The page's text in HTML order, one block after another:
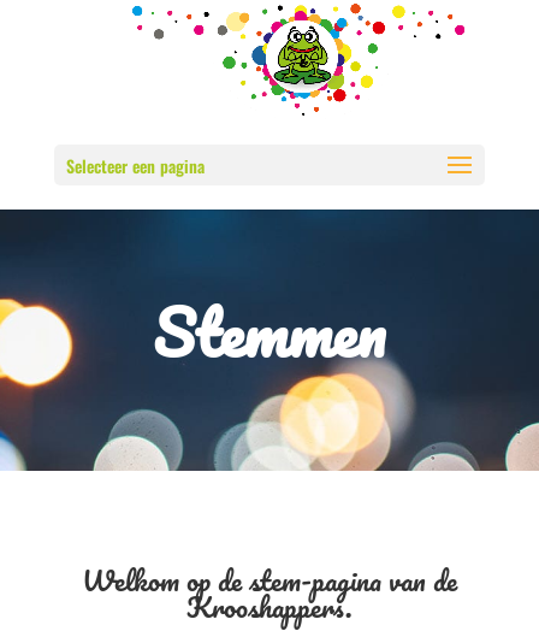
Selecteer een pagina
Stemmen
Welkom op de stem-pagina van de
Krooshappers.